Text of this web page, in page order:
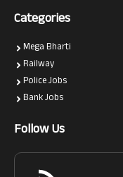
Categories
Mega Bharti
Railway
Police Jobs
Bank Jobs
Follow Us